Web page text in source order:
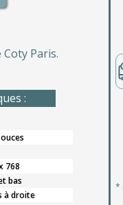
Paris.
:
768
bas
à droite
*